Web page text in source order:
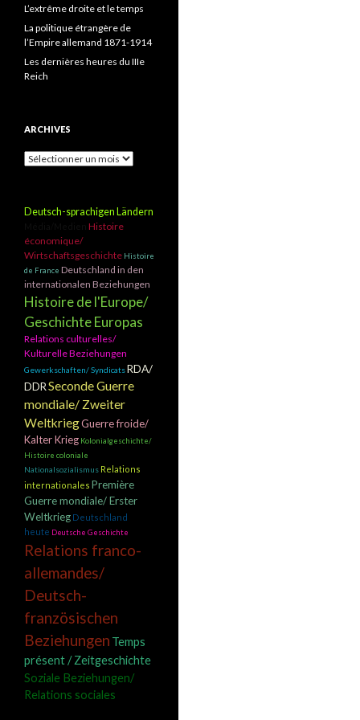
L’extrême droite et le temps
La politique étrangère de
l’Empire allemand 1871-1914
Les dernières heures du IIIe
Reich
ARCHIVES
A
i
e
s
Deutsch-sprachigen Ländern
Histoire
économique/
Wirtschaftsgeschichte Histoire
de France Deutschland in den
internationalen Beziehungen
Histoire de l'Europe/
Geschichte Europas
Relations culturelles/
Kulturelle Beziehungen
Gewerkschaften/ SyndicatsRDA/
DDRSeconde Guerre
mondiale/ Zweiter
WeltkriegGuerre froide/
Kalter Krieg Kolonialgeschichte/
Histoire coloniale
Nationalsozialismus Relations
internationales Première
Guerre mondiale/ Erster
Weltkrieg Deutschland
heute Deutsche Geschichte
Relations franco-
allemandes/
Deutsch-
französischen
Beziehungen Temps
présent / Zeitgeschichte
Soziale Beziehungen/
Relations sociales